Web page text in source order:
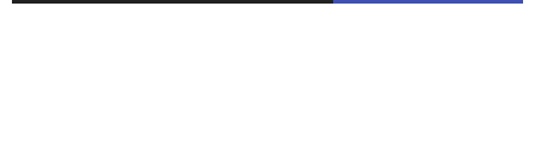
Spanish